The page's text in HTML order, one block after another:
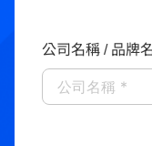
公司名稱 / 品牌